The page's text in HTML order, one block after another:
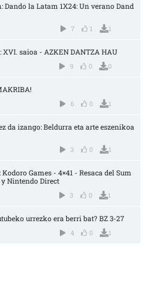
Dando la Latam 1X24: Un verano Dand
7 1 1
saioa - AZKEN DANTZA HAU
9 0 0
6 0 1
da izango: Beldurra eta arte eszenikoa
3 0 1
Games - 4×41 - Resaca del Sum
y Nintendo Direct
3 0 1
urrezko era berri bat? BZ 3-27
4 0 1